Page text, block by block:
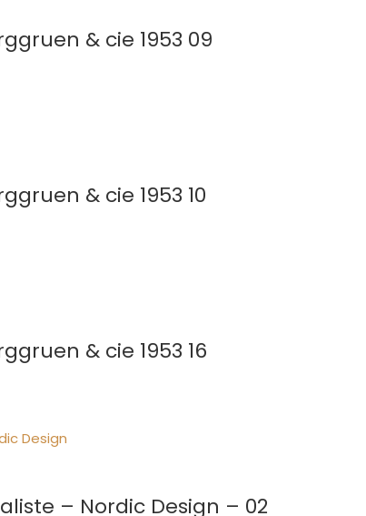
& cie 1953 09
& cie 1953 10
& cie 1953 16
– Nordic Design – 02